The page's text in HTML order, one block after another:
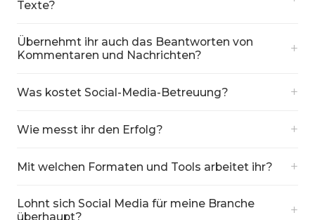
Texte?
Übernehmt ihr auch das Beantworten von
Kommentaren und Nachrichten?
+
Was kostet Social-Media-Betreuung? +
Wie messt ihr den Erfolg? +
Mit welchen Formaten und Tools arbeitet ihr? +
Lohnt sich Social Media für meine Branche
überhaupt?
+